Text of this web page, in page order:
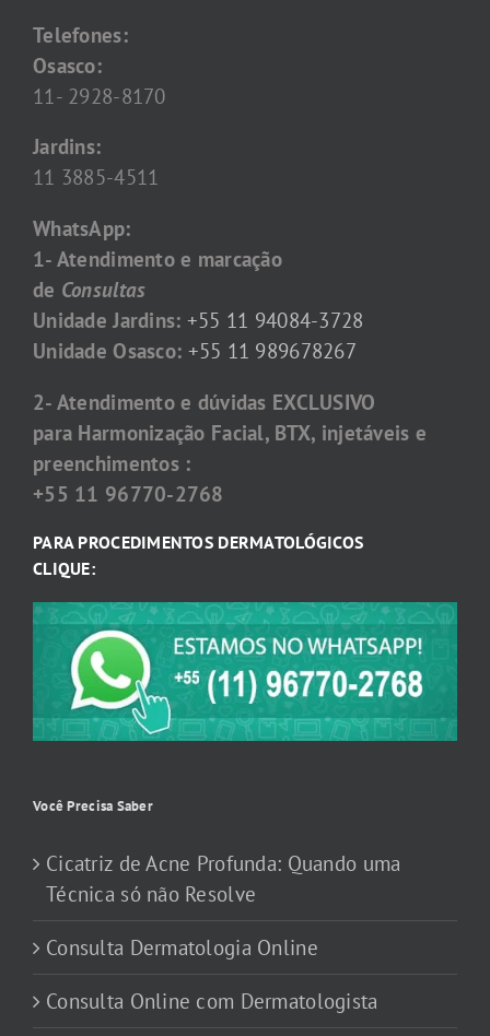
Telefones:
Osasco:
11- 2928-8170
Jardins:
11 3885-4511
WhatsApp:
1- Atendimento e marcação
de Consultas
Unidade Jardins: +55 11 94084-3728
Unidade Osasco: +55 11 989678267
2- Atendimento e dúvidas EXCLUSIVO
para Harmonização Facial, BTX, injetáveis e
preenchimentos :
+55 11 96770-2768
PARA PROCEDIMENTOS DERMATOLÓGICOS
CLIQUE:
Você Precisa Saber
Cicatriz de Acne Profunda: Quando uma
Técnica só não Resolve
Consulta Dermatologia Online
Consulta Online com Dermatologista